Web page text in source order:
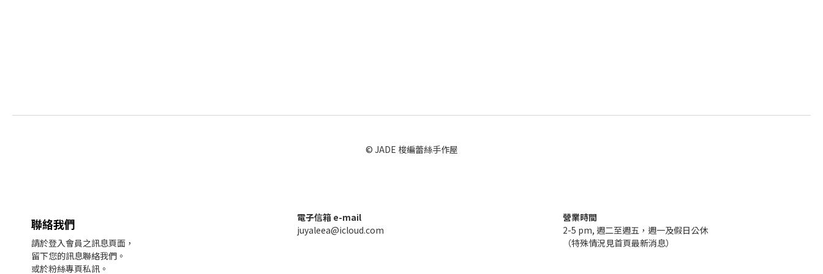
© JADE 梭編蕾絲手作屋
聯絡我們
請於登入會員之訊息頁面，
留下您的訊息聯絡我們。
或於粉絲專頁私訊。
電子信箱 e-mail
juyaleea@icloud.com
營業時間
2-5 pm, 週二至週五，週一及假日公休
（特殊情況見首頁最新消息）